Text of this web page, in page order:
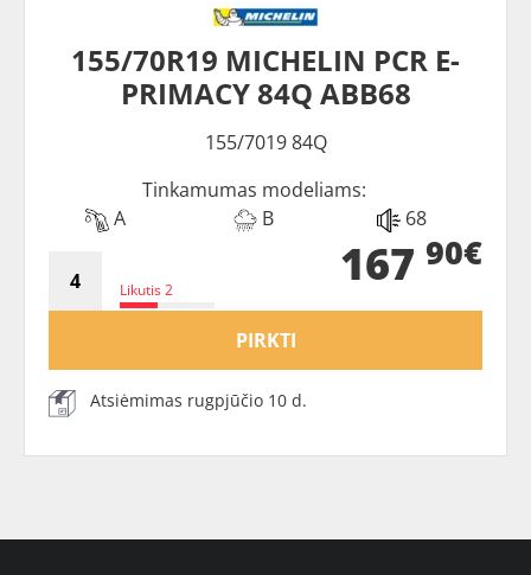
155/70R19 MICHELIN PCR E-
PRIMACY 84Q ABB68
155/7019 84Q
Tinkamumas modeliams:
A
B 68
Likutis 2 167 90€
PIRKTI
Atsiėmimas rugpjūčio 10 d.